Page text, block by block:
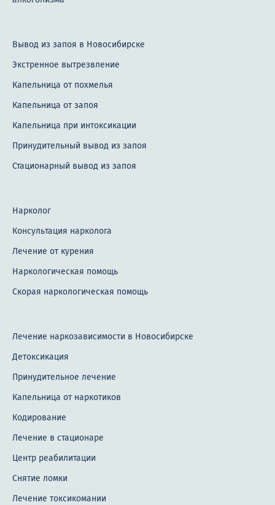
Вывод из запоя в Новосибирске
Экстренное вытрезвление
Капельница от похмелья
Капельница от запоя
Капельница при интоксикации
Принудительный вывод из запоя
Стационарный вывод из запоя
Нарколог
Консультация нарколога
Лечение от курения
Наркологическая помощь
Скорая наркологическая помощь
Лечение наркозависимости в Новосибирске
Детоксикация
Принудительное лечение
Капельница от наркотиков
Кодирование
Лечение в стационаре
Центр реабилитации
Снятие ломки
Лечение токсикомании